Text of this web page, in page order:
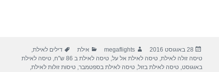
פורסם
בתאריך
28 באוגוסט 2016 מחבר
megaflights קטגוריות
אילת תגיות
דילים לאילת,
טיסה זולה לאילת,טיסה לאילת אל על,טיסה לאילת ב 86 ש"ח ,טיסה לאילת
באוגוסט,טיסה לאילת בזול,טיסה לאילת בספטמבר,טיסות זולות לאילת,